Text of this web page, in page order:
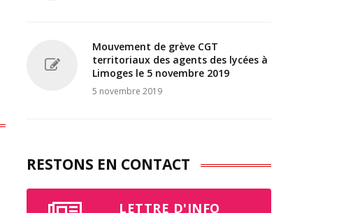
Mouvement de grève CGT
territoriaux des agents des lycées à
Limoges le 5 novembre 2019
5 novembre 2019
RESTONS EN CONTACT
LETTRE D'INFO